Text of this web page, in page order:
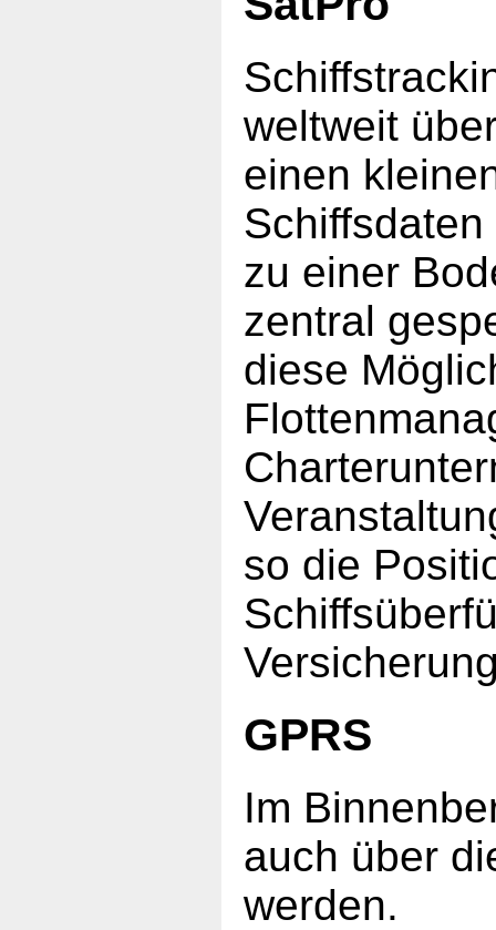
weltweit
einen
zu einer
zentral
diese
so die
GPRS
Im
auch über
werden.